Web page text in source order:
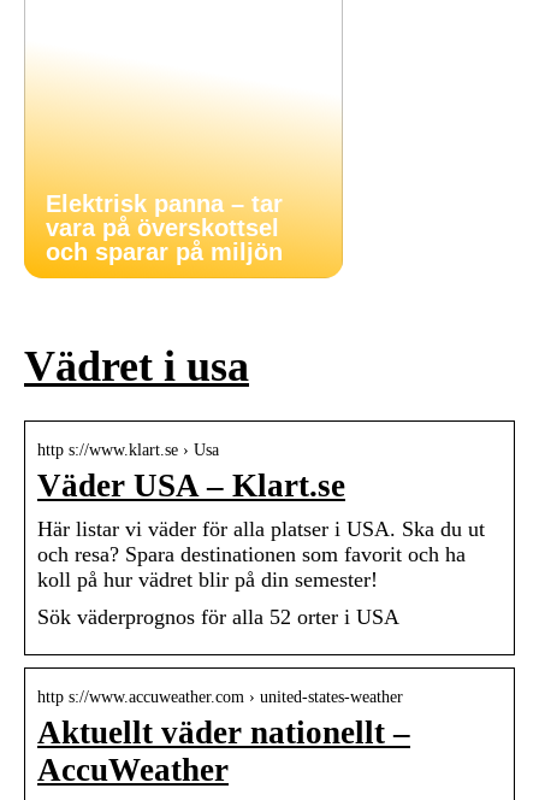
Elektrisk panna – tar
vara på överskottsel
och sparar på miljön
Vädret i usa
http s://www.klart.se › Usa
Väder USA – Klart.se
Här listar vi väder för alla platser i USA. Ska du ut
och resa? Spara destinationen som favorit och ha
koll på hur vädret blir på din semester!
Sök väderprognos för alla 52 orter i USA
http s://www.accuweather.com › united-states-weather
Aktuellt väder nationellt –
AccuWeather